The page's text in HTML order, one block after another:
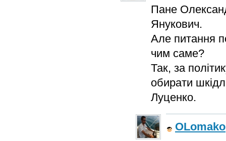
Пане
Янукович.
Але питання
чим саме?
Так, за
обирати
Луценко.
OLomako